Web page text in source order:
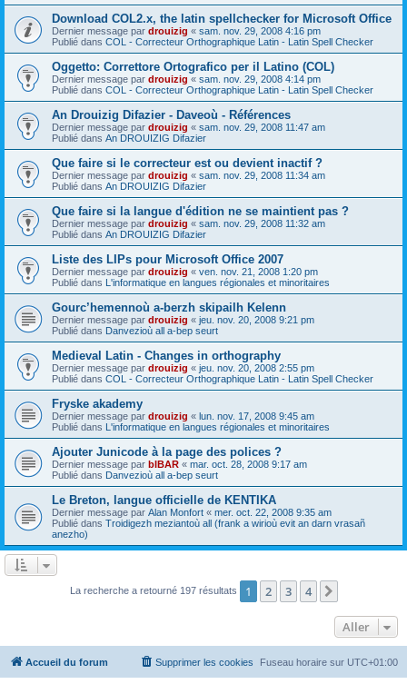
Download COL2.x, the latin spellchecker for Microsoft Office
Dernier message par drouizig « sam. nov. 29, 2008 4:16 pm
Publié dans COL - Correcteur Orthographique Latin - Latin Spell Checker
Oggetto: Correttore Ortografico per il Latino (COL)
Dernier message par drouizig « sam. nov. 29, 2008 4:14 pm
Publié dans COL - Correcteur Orthographique Latin - Latin Spell Checker
An Drouizig Difazier - Daveoù - Références
Dernier message par drouizig « sam. nov. 29, 2008 11:47 am
Publié dans An DROUIZIG Difazier
Que faire si le correcteur est ou devient inactif ?
Dernier message par drouizig « sam. nov. 29, 2008 11:34 am
Publié dans An DROUIZIG Difazier
Que faire si la langue d'édition ne se maintient pas ?
Dernier message par drouizig « sam. nov. 29, 2008 11:32 am
Publié dans An DROUIZIG Difazier
Liste des LIPs pour Microsoft Office 2007
Dernier message par drouizig « ven. nov. 21, 2008 1:20 pm
Publié dans L'informatique en langues régionales et minoritaires
Gourc’hemennoù a-berzh skipailh Kelenn
Dernier message par drouizig « jeu. nov. 20, 2008 9:21 pm
Publié dans Danvezioù all a-bep seurt
Medieval Latin - Changes in orthography
Dernier message par drouizig « jeu. nov. 20, 2008 2:55 pm
Publié dans COL - Correcteur Orthographique Latin - Latin Spell Checker
Fryske akademy
Dernier message par drouizig « lun. nov. 17, 2008 9:45 am
Publié dans L'informatique en langues régionales et minoritaires
Ajouter Junicode à la page des polices ?
Dernier message par bIBAR « mar. oct. 28, 2008 9:17 am
Publié dans Danvezioù all a-bep seurt
Le Breton, langue officielle de KENTIKA
Dernier message par Alan Monfort « mer. oct. 22, 2008 9:35 am
Publié dans Troidigezh meziantoù all (frank a wirioù evit an darn vrasañ
anezho)
La recherche a retourné 197 résultats 1 2 3 4
Aller
Accueil du forum Fuseau horaire sur UTC+01:00
Supprimer les cookies